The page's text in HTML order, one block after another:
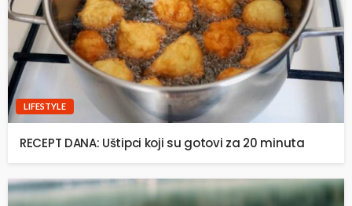
LIFESTYLE
RECEPT DANA: Uštipci koji su gotovi za 20 minuta